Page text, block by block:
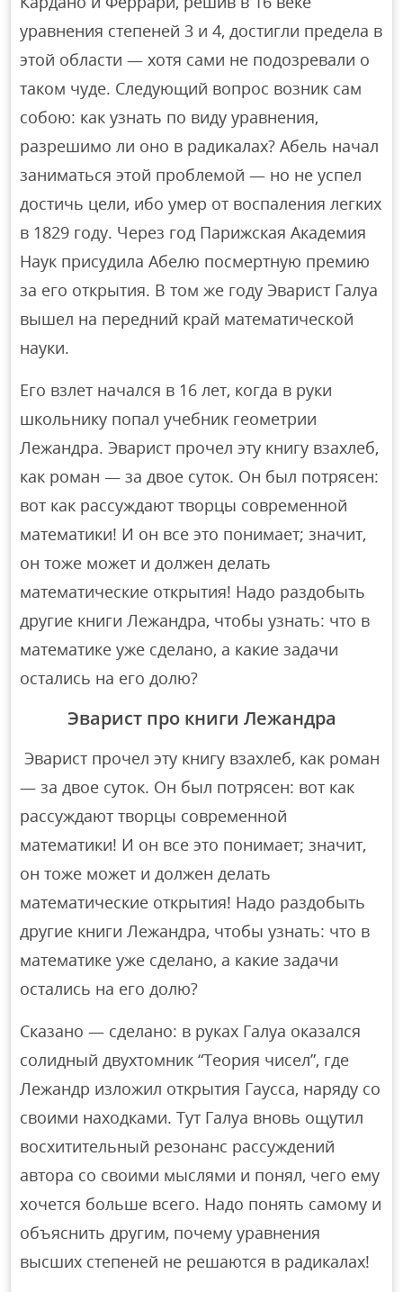
уравнения степеней 3 и 4, достигли предела в
этой области — хотя сами не подозревали о
таком чуде. Следующий вопрос возник сам
собою: как узнать по виду уравнения,
разрешимо ли оно в радикалах? Абель начал
заниматься этой проблемой — но не успел
достичь цели, ибо умер от воспаления легких
в 1829 году. Через год Парижская Академия
Наук присудила Абелю посмертную премию
за его открытия. В том же году Эварист Галуа
вышел на передний край математической
науки.
Его взлет начался в 16 лет, когда в руки
школьнику попал учебник геометрии
Лежандра. Эварист прочел эту книгу взахлеб,
как роман — за двое суток. Он был потрясен:
вот как рассуждают творцы современной
математики! И он все это понимает; значит,
он тоже может и должен делать
математические открытия! Надо раздобыть
другие книги Лежандра, чтобы узнать: что в
математике уже сделано, а какие задачи
остались на его долю?
Эварист про книги Лежандра
Эварист прочел эту книгу взахлеб, как роман
— за двое суток. Он был потрясен: вот как
рассуждают творцы современной
математики! И он все это понимает; значит,
он тоже может и должен делать
математические открытия! Надо раздобыть
другие книги Лежандра, чтобы узнать: что в
математике уже сделано, а какие задачи
остались на его долю?
Сказано — сделано: в руках Галуа оказался
солидный двухтомник “Теория чисел”, где
Лежандр изложил открытия Гаусса, наряду со
своими находками. Тут Галуа вновь ощутил
восхитительный резонанс рассуждений
автора со своими мыслями и понял, чего ему
хочется больше всего. Надо понять самому и
объяснить другим, почему уравнения
высших степеней не решаются в радикалах!